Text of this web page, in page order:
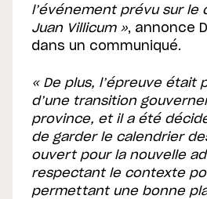
l’événement prévu sur le
Juan Villicum », annonce
dans un communiqué.
« De plus, l’épreuve était
d’une transition
province, et il a été
de garder le calendrier
ouvert pour la nouvelle
respectant le contexte
permettant une bonne